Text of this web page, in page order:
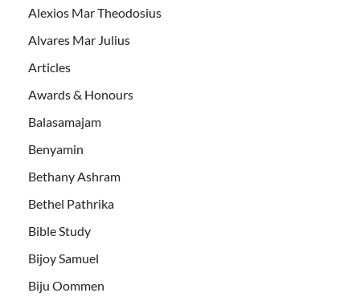
Alexios Mar Theodosius
Alvares Mar Julius
Articles
Awards & Honours
Balasamajam
Benyamin
Bethany Ashram
Bethel Pathrika
Bible Study
Bijoy Samuel
Biju Oommen